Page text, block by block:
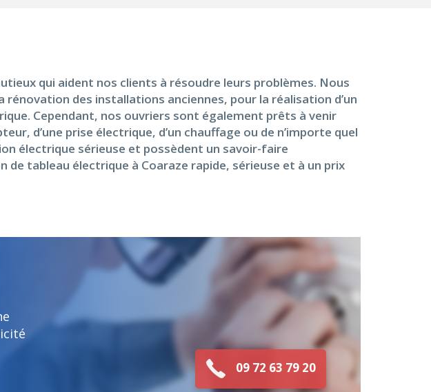
qui aident nos clients à résoudre leurs problèmes. Nous
des installations anciennes, pour la réalisation d’un
Cependant, nos ouvriers sont également prêts à venir
d’une prise électrique, d’un chauffage ou de n’importe quel
électrique sérieuse et possèdent un savoir-faire
tableau électrique à Coaraze rapide, sérieuse et à un prix
09 72 63 79 20